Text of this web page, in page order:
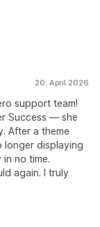
20. April 2026
support team!
Success — she
After a theme
longer displaying
no time.
again. I truly